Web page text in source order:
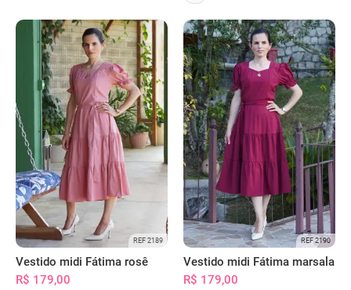
REF 2189
Vestido midi Fátima rosê
R$ 179,00
REF 2190
Vestido midi Fátima marsala
R$ 179,00